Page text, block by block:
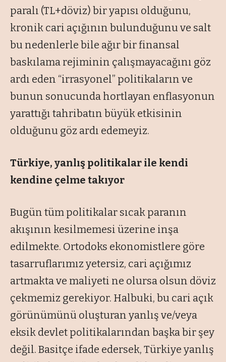
paralı (TL+döviz) bir yapısı olduğunu,
kronik cari açığının bulunduğunu ve salt
bu nedenlerle bile ağır bir finansal
baskılama rejiminin çalışmayacağını göz
ardı eden “irrasyonel” politikaların ve
bunun sonucunda hortlayan enflasyonun
yarattığı tahribatın büyük etkisinin
olduğunu göz ardı edemeyiz.
Türkiye, yanlış politikalar ile kendi
kendine çelme takıyor
Bugün tüm politikalar sıcak paranın
akışının kesilmemesi üzerine inşa
edilmekte. Ortodoks ekonomistlere göre
tasarruflarımız yetersiz, cari açığımız
artmakta ve maliyeti ne olursa olsun döviz
çekmemiz gerekiyor. Halbuki, bu cari açık
görünümünü oluşturan yanlış ve/veya
eksik devlet politikalarından başka bir şey
değil. Basitçe ifade edersek, Türkiye yanlış